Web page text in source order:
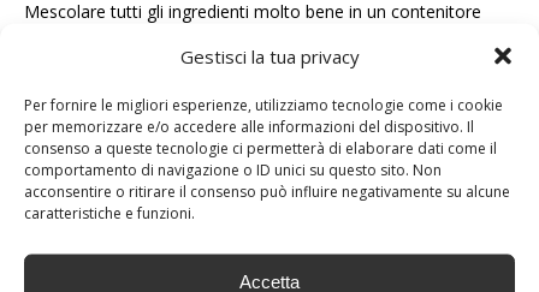
Gestisci la tua privacy
Per fornire le migliori esperienze, utilizziamo tecnologie come i cookie
per memorizzare e/o accedere alle informazioni del dispositivo. Il
consenso a queste tecnologie ci permetterà di elaborare dati come il
comportamento di navigazione o ID unici su questo sito. Non
acconsentire o ritirare il consenso può influire negativamente su alcune
caratteristiche e funzioni.
Accetta
Mescolare tutti gli ingredienti molto bene in un contenitore
importante che sia pulito e privo di trucco – e fallo agire per 20
a mostrare una pelle più liscia e rinnovata. Se hai una miscela,
puoi applicarla anche al collo e alle mani seguendo le stesse
istruzioni sopra.
Per i capelli
concentrati: i tuoi capelli. Vogliamo sempre che tu guardi con